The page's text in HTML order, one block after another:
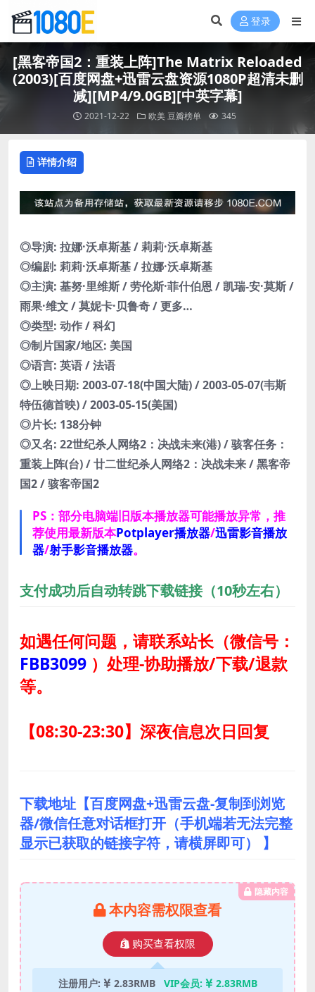
登录
[黑客帝国2：重装上阵]The Matrix Reloaded
(2003)[百度网盘+迅雷云盘资源1080P超清未删
减][MP4/9.0GB][中英字幕]
2021-12-22 欧美豆瓣榜单 345
详情介绍
◎导演: 拉娜·沃卓斯基 / 莉莉·沃卓斯基
◎编剧: 莉莉·沃卓斯基 / 拉娜·沃卓斯基
◎主演: 基努·里维斯 / 劳伦斯·菲什伯恩 / 凯瑞-安·莫斯 /
雨果·维文 / 莫妮卡·贝鲁奇 / 更多…
◎类型: 动作 / 科幻
◎制片国家/地区: 美国
◎语言: 英语 / 法语
◎上映日期: 2003-07-18(中国大陆) / 2003-05-07(韦斯
特伍德首映) / 2003-05-15(美国)
◎片长: 138分钟
◎又名: 22世纪杀人网络2：决战未来(港) / 骇客任务：
重装上阵(台) / 廿二世纪杀人网络2：决战未来 / 黑客帝
国2 / 骇客帝国2
PS：部分电脑端旧版本播放器可能播放异常，推
荐使用最新版本Potplayer播放器/迅雷影音播放
器/射手影音播放器。
支付成功后自动转跳下载链接（10秒左右）
如遇任何问题，请联系站长（微信号：
FBB3099 ） 处理-协助播放/下载/退款
等。
【08:30-23:30】深夜信息次日回复
下载地址【百度网盘+迅雷云盘-复制到浏览
器/微信任意对话框打开（手机端若无法完整
显示已获取的链接字符，请横屏即可） 】
隐藏内容
本内容需权限查看
购买查看权限
注册用户: 2.83RMB VIP会员:
2.83RMB